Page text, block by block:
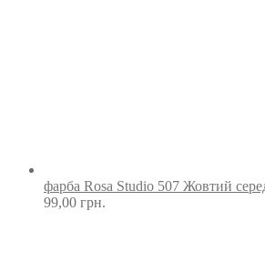
фарба Rosa Studio 507 Жовтий
99,00 грн.